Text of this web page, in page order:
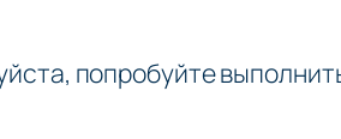
попробуйте